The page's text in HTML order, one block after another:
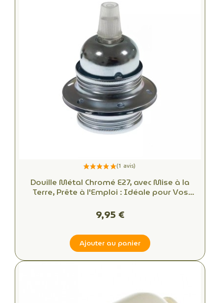
Douille Métal Chromé E27, avec Mise à la
Terre, Prête à l'Emploi : Idéale pour Vos
9,95 €
Ajouter au panier